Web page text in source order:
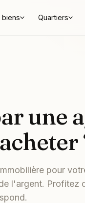
biens Quartiers
une
pour
l'argent. Profitez